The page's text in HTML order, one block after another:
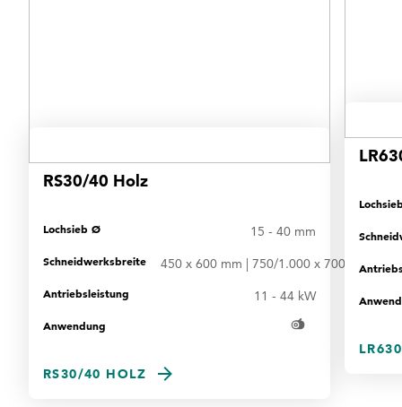
RS30/40 Holz
Lochsieb Ø 15 - 40 mm
Schneidwerksbreite 450 x 600 mm | 750/1.000 x 700 mm
Antriebsleistung 11 - 44 kW
Anwendung
RS30/40 HOLZ
LR630